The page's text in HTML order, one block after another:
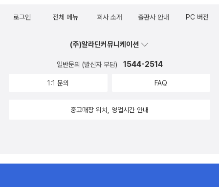
니면 이미 경제학에 대한 배경지식이 있기 때문인지 쉽게 읽을 수 있
을 수 있어서 추천한다. 3. Pelican 에서 출간된 introduction 시리
즈와 Little history시리즈언제나 뭘 읽어야 하나 싶을 떄 좋은 예가
좋음. 다만 Pelican 시리즈는 구하기 쉽지 않은게 문제랄까. 한가지
다. Little History 시리즈는 정말 짧고 엄청나게 후려쳐서(!!) 쓰여져
로그인 전체 메뉴 회사 소개 출판사 안내 PC 버전
(주)알라딘커뮤니케이션
일반문의 (발신자 부담) 1544-2514
1:1 문의 FAQ
중고매장 위치, 영업시간 안내